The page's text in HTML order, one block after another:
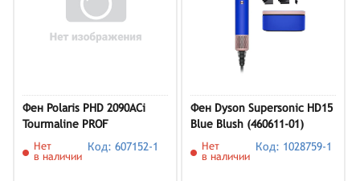
Фен Polaris PHD 2090ACi
Tourmaline PROF
Нет
в наличии
Код: 607152-1
Фен Dyson Supersonic HD15
Blue Blush (460611-01)
Нет
в наличии
Код: 1028759-1